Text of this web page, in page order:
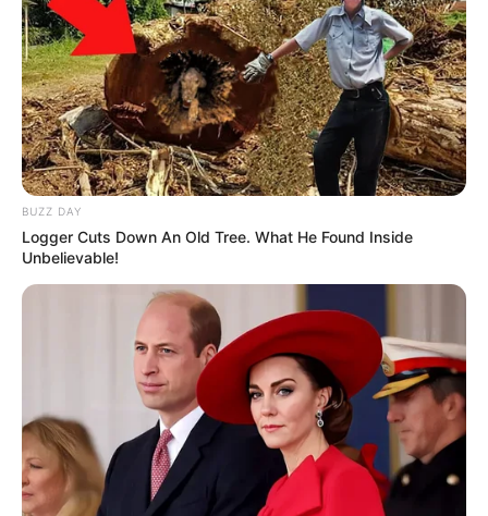
BUZZ DAY
Logger Cuts Down An Old Tree. What He Found Inside
Unbelievable!